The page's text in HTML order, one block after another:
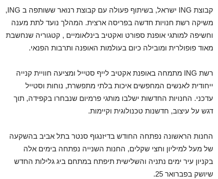
קבוצת ING ישראל, בשיתוף פעולה עם קבוצת רנואר ששותפה ב ING,
משיקה רשת חנויות חדשה בפריסה ארצית. המהלך נועד לתת מענה
וחשיפה למותגי אופנת ספורט ואקטיב בינלאומיים , קטגוריה שנחשבת
מאוד פופולרית ומובילה כיום בעולמות האופנה ותרבות הפנאי.
רשת ING מתמחה באופנת אקטיב לייף סטייל ומציעה חוויית קנייה
ייחודית לאנשים המחפשים איכות בלתי מתפשרת, נוחות וסטייל
עדכני. החנויות החדשות ישלבו מותגי פרמיום שנבחרו בקפידה, תוך
דגש על עיצוב, חדשנות טכנולוגית וקיימות.
החנות הראשונה נפתחה החודש בדיזנגוף סנטר בתל אביב בהשקעה
של מעל למיליון וחצי שקלים, החנות השנייה נפתחה בימים אלה
בקניון עיר ימים נתניה והשלישית תיפתח במתחם ביג גלילות החדש
שיושק בפברואר 25.